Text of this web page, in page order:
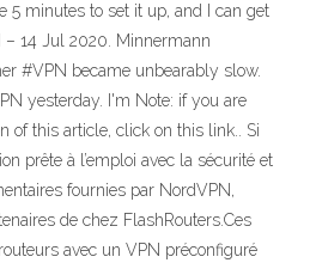
5 minutes to set it up, and I can get
– 14 Jul 2020. Minnermann
#VPN became unbearably slow.
yesterday. I'm Note: if you are
of this article, click on this link.. Si
prête à l’emploi avec la sécurité et
fournies par NordVPN,
de chez FlashRouters.Ces
avec un VPN préconfiguré